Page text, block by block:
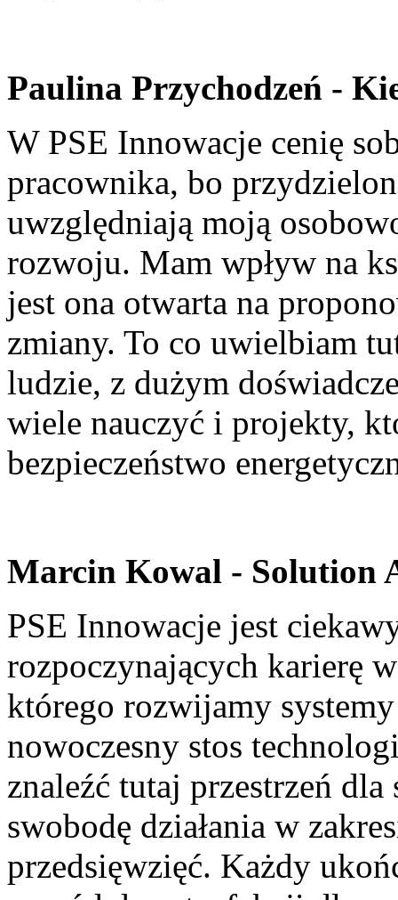
Paulina Przychodzeń -
W PSE Innowacje cenię
pracownika, bo
uwzględniają moją
rozwoju. Mam wpływ na
jest ona otwarta na
zmiany. To co uwielbiam
ludzie, z dużym
wiele nauczyć i projekty,
bezpieczeństwo
Marcin Kowal - Solution
PSE Innowacje jest
rozpoczynających karierę
którego rozwijamy
nowoczesny stos
znaleźć tutaj przestrzeń
swobodę działania w
przedsięwzięć. Każdy